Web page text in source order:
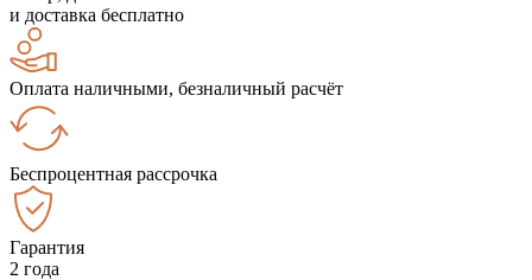
и доставка бесплатно
Оплата наличными, безналичный расчёт
Беспроцентная рассрочка
Гарантия
2 года